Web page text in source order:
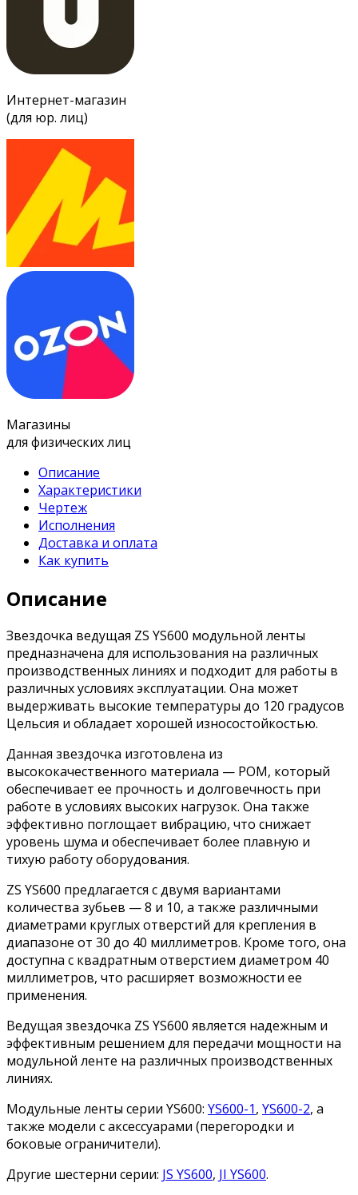
Интернет-магазин
(для юр. лиц)
Магазины
для физических лиц
Описание
Характеристики
Чертеж
Исполнения
Доставка и оплата
Как купить
Описание
Звездочка ведущая ZS YS600 модульной ленты
предназначена для использования на различных
производственных линиях и подходит для работы в
различных условиях эксплуатации. Она может
выдерживать высокие температуры до 120 градусов
Цельсия и обладает хорошей износостойкостью.
Данная звездочка изготовлена из
высококачественного материала — POM, который
обеспечивает ее прочность и долговечность при
работе в условиях высоких нагрузок. Она также
эффективно поглощает вибрацию, что снижает
уровень шума и обеспечивает более плавную и
тихую работу оборудования.
ZS YS600 предлагается с двумя вариантами
количества зубьев — 8 и 10, а также различными
диаметрами круглых отверстий для крепления в
диапазоне от 30 до 40 миллиметров. Кроме того, она
доступна с квадратным отверстием диаметром 40
миллиметров, что расширяет возможности ее
применения.
Ведущая звездочка ZS YS600 является надежным и
эффективным решением для передачи мощности на
модульной ленте на различных производственных
линиях.
Модульные ленты серии YS600: YS600-1, YS600-2, а
также модели с аксессуарами (перегородки и
боковые ограничители).
Другие шестерни серии: JS YS600, JI YS600.